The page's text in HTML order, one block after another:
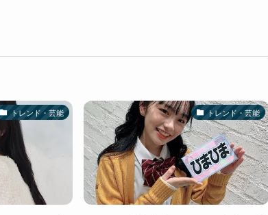
トレンド・芸能 トレンド・芸能